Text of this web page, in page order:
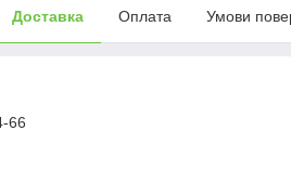
Доставка Оплата Умови
66